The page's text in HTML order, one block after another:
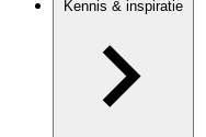
Kennis & inspiratie